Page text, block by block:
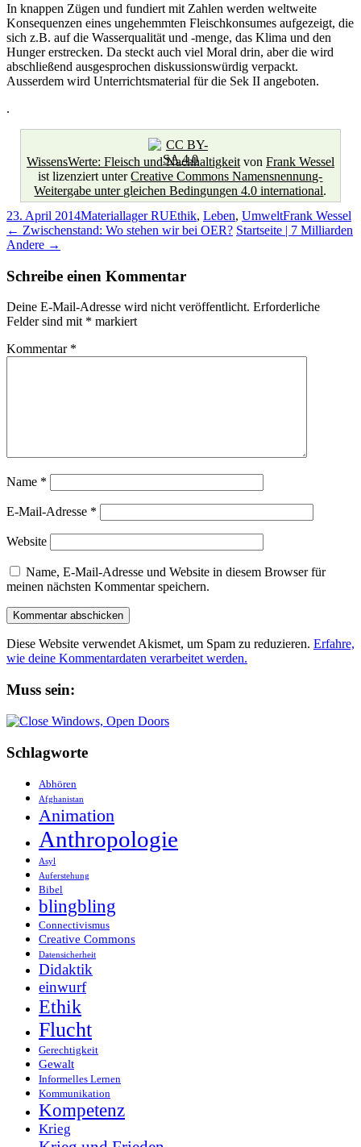
In knappen Zügen und fundiert mit Zahlen werden weltweite
Konsequenzen eines ungehemmten Fleischkonsumes aufgezeigt, die
sich z.B. auf die Wasserqualität und -menge, das Klima und den
Hunger erstrecken. Da steckt auch viel Moral drin, aber die wird
abschließend ausgesprochen diskussionswürdig verpackt.
Ausserdem wird Unterrichtsmaterial für die Sek II angeboten.
.
WissensWerte: Fleisch und Nachhaltigkeitvon Frank Wessel
ist lizenziert unterCreative Commons Namensnennung-
Weitergabe unter gleichen Bedingungen 4.0 international.
23. April 2014Materiallager RUEthik, Leben, UmweltFrank Wessel
Beitragsnavigation
← Zwischenstand: Wo stehen wir bei OER? Startseite | 7 Milliarden
Andere →
Schreibe einen Kommentar
Deine E-Mail-Adresse wird nicht veröffentlicht. Erforderliche
Felder sind mit * markiert
Kommentar *
Name *
E-Mail-Adresse *
Website
Name, E-Mail-Adresse und Website in diesem Browser für
meinen nächsten Kommentar speichern.
Diese Website verwendet Akismet, um Spam zu reduzieren. Erfahre,
wie deine Kommentardaten verarbeitet werden.
Muss sein:
Schlagworte
Abhören
Afghanistan
Animation
Anthropologie
Asyl
Auferstehung
Bibel
blingbling
Connectivismus
Creative Commons
Datensicherheit
Didaktik
einwurf
Ethik
Flucht
Gerechtigkeit
Gewalt
Informelles Lernen
Kommunikation
Kompetenz
Krieg